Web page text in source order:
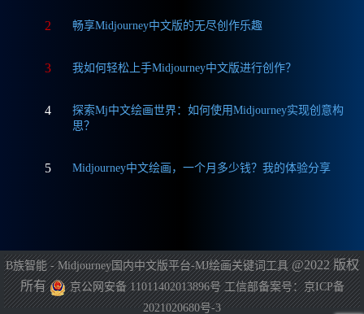
2 畅享Midjourney中文版的无尽创作乐趣
3 我如何轻松上手Midjourney中文版进行创作？
4
探索Mj中文绘画世界：如何使用Midjourney实现创意构
思？
5 Midjourney中文绘画，一个月多少钱？我的体验分享
B族智能 - Midjourney国内中文版平台-MJ绘画关键词工具@2022 版权
所有
京公网安备 11011402013896号 工信部备案号：京ICP备
2021020680号-3